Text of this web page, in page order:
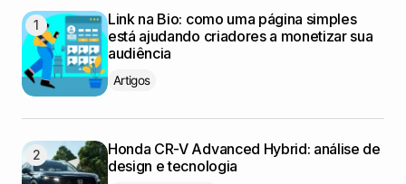
Link na Bio: como uma página simples
está ajudando criadores a monetizar sua
audiência
Artigos
Honda CR-V Advanced Hybrid: análise de
design e tecnologia